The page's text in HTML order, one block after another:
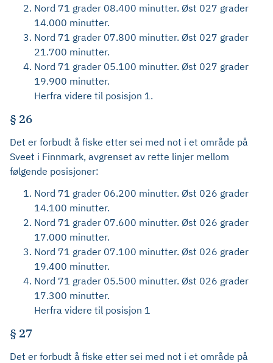
Nord 71 grader 08.400 minutter. Øst 027 grader
14.000 minutter.
Nord 71 grader 07.800 minutter. Øst 027 grader
21.700 minutter.
Nord 71 grader 05.100 minutter. Øst 027 grader
19.900 minutter.
Herfra videre til posisjon 1.
§ 26
Det er forbudt å fiske etter sei med not i et område på
Sveet i Finnmark, avgrenset av rette linjer mellom
følgende posisjoner:
Nord 71 grader 06.200 minutter. Øst 026 grader
14.100 minutter.
Nord 71 grader 07.600 minutter. Øst 026 grader
17.000 minutter.
Nord 71 grader 07.100 minutter. Øst 026 grader
19.400 minutter.
Nord 71 grader 05.500 minutter. Øst 026 grader
17.300 minutter.
Herfra videre til posisjon 1
§ 27
Det er forbudt å fiske etter sei med not i et område på